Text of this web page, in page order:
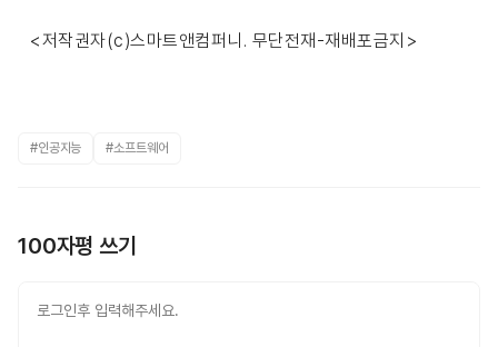
<저작권자(c)스마트앤컴퍼니. 무단전재-재배포금지>
#인공지능 #소프트웨어
100자평 쓰기